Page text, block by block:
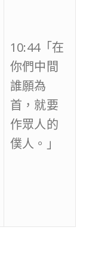
10:44「在
你們中間
誰願為
首，就要
作眾人的
僕人。」